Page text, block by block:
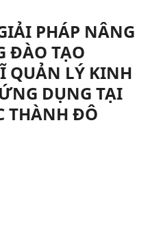
PHÁP NÂNG
ĐÀO TẠO
QUẢN LÝ KINH
DỤNG TẠI
THÀNH ĐÔ